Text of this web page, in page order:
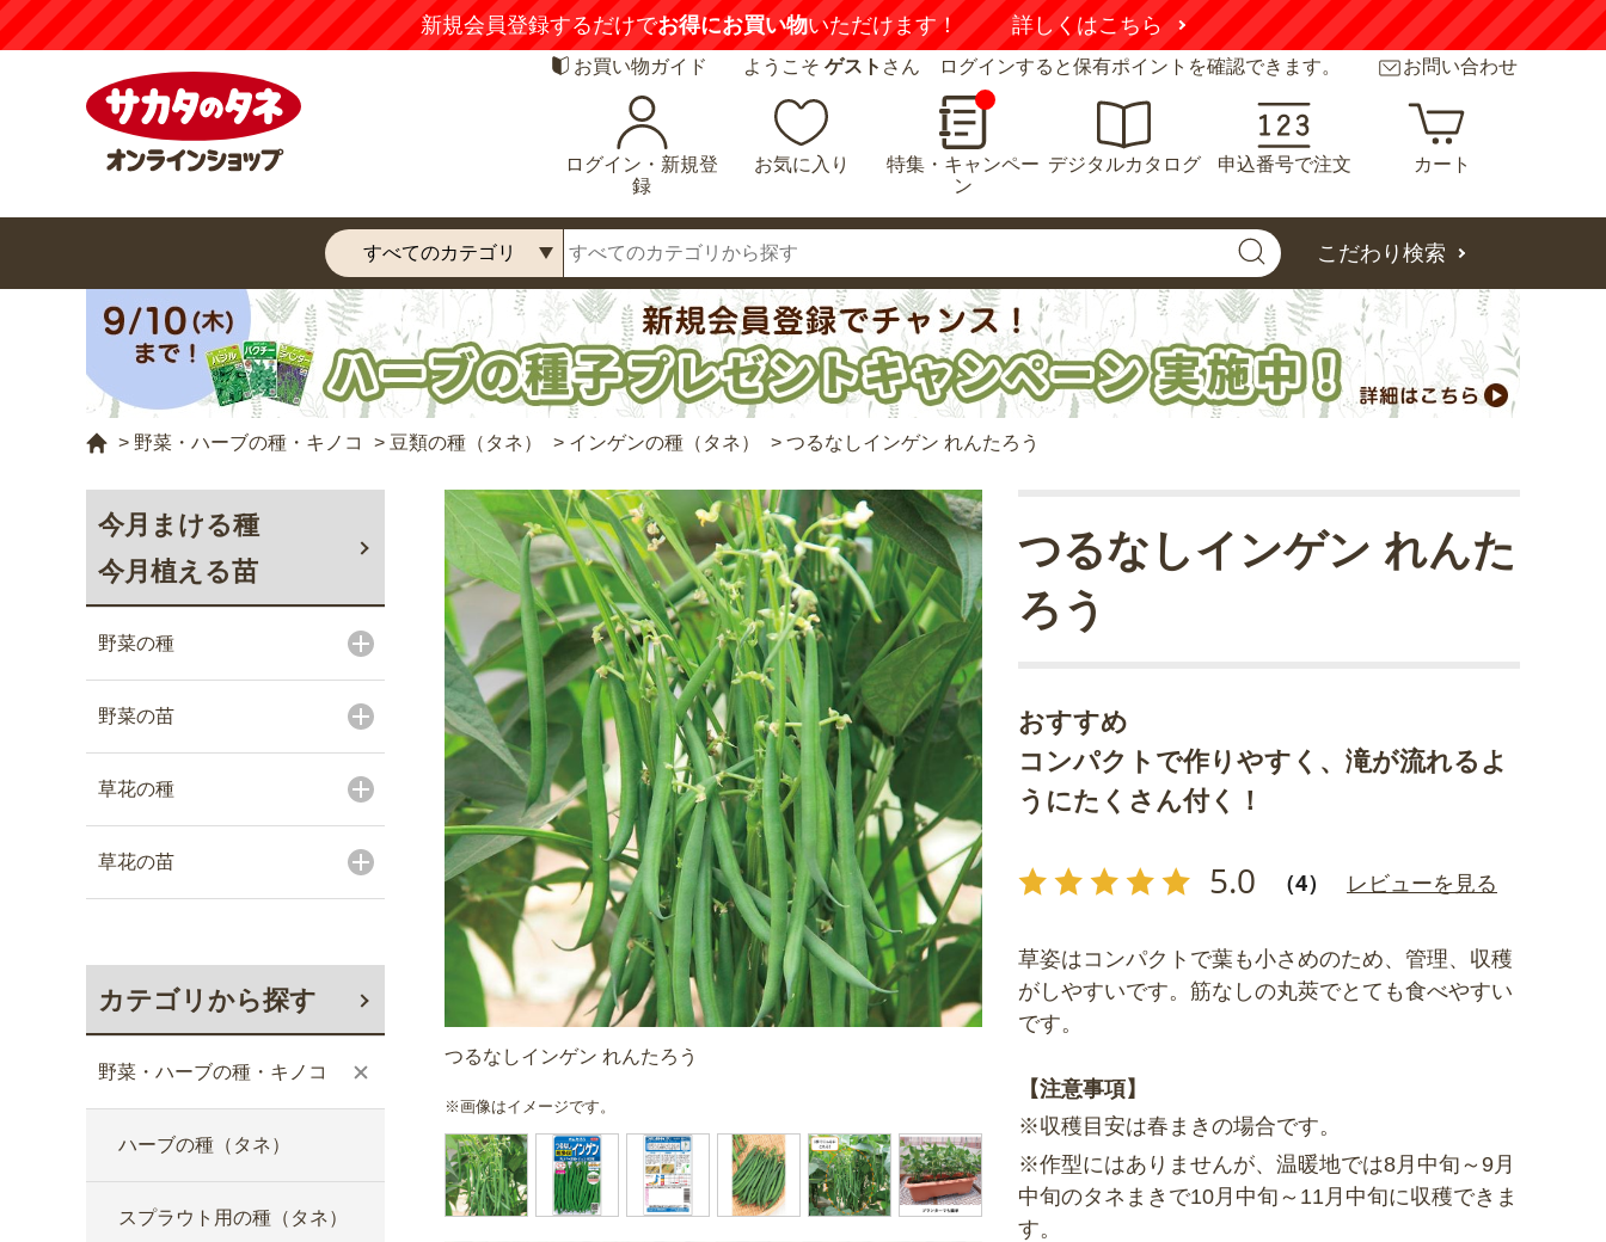
新規会員登録するだけでお得にお買い物いただけます！ 詳しくはこちら
お買い物ガイド ようこそ ゲスト さん ログインすると保有ポイントを確認できます。 お問い合わせ
ログイン・新規登
録
お気に入り
特集・キャンペー
ン
デジタルカタログ 申込番号で注文 カート
こだわり検索
> 野菜・ハーブの種・キノコ > 豆類の種（タネ） > インゲンの種（タネ） > つるなしインゲン れんたろう
今月まける種
今月植える苗
野菜の種
野菜の苗
草花の種
草花の苗
カテゴリから探す
野菜・ハーブの種・キノコ
ハーブの種（タネ）
スプラウト用の種（タネ）
つるなしインゲン れんたろう
※画像はイメージです。
おすすめ
コンパクトで作りやすく、滝が流れるよ
うにたくさん付く！
5.0 （4） レビューを見る
つるなしインゲン れんた
ろう
草姿はコンパクトで葉も小さめのため、管理、収穫
がしやすいです。筋なしの丸莢でとても食べやすい
です。
【注意事項】
※収穫目安は春まきの場合です。
※作型にはありませんが、温暖地では8月中旬～9月
中旬のタネまきで10月中旬～11月中旬に収穫できま
す。